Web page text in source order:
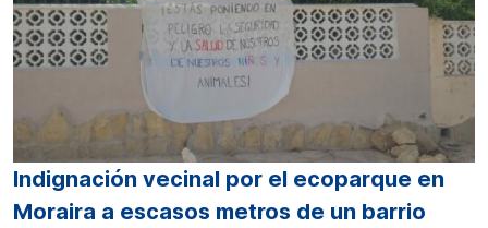
Indignación vecinal por el ecoparque en
Moraira a escasos metros de un barrio